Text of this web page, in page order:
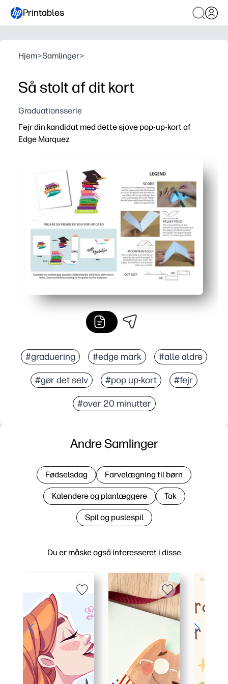
Printables
Hjem>Samlinger>
Så stolt af dit kort
Graduationsserie
Fejr din kandidat med dette sjove pop-up-kort af
Edge Marquez
Pop-up-overraskelse skaber øjeblikkelig wow -
Enkle trin til at klippe og folde - klare instruktioner
Personlig og displayværdig - tilføj en inderlig note og
#graduering #edge mark #alle aldre
#gør det selv #pop up-kort #fejr
#over 20 minutter
Du er måske også interesseret i disse
Andre Samlinger
Fødselsdag Farvelægning til børn
Kalendere og planlæggere Tak
Spil og puslespil